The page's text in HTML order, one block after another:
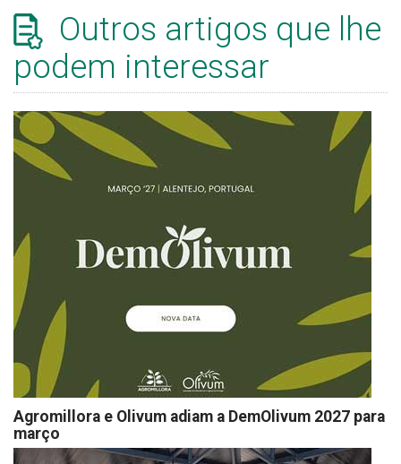
Outros artigos que lhe
podem interessar
Agromillora e Olivum adiam a DemOlivum 2027 para
março